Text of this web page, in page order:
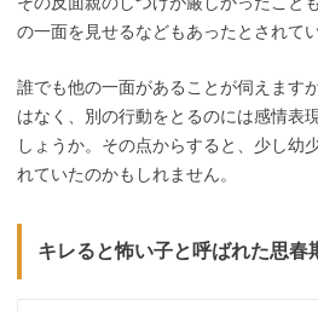
の一面を見せるなどもあったとされてい
誰でも他の一面があることが伺えます
はなく、別の行動をとるのには感情表
しょうか。その点からすると、少し幼
れていたのかもしれません。
キレると怖い子と呼ばれた思春